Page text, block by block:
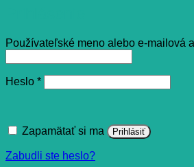
Používateľské meno alebo e-mailová
Heslo *Povinné
Zapamätať si ma Prihlásiť
Zabudli ste heslo?